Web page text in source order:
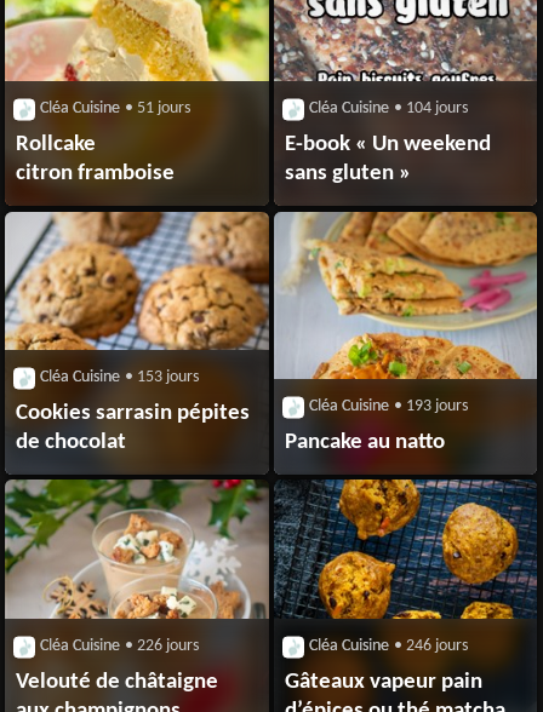
Cléa Cuisine • 51 jours
Rollcake
citron framboise
Cléa Cuisine • 104 jours
E-book « Un weekend
sans gluten »
Cléa Cuisine • 153 jours
Cookies sarrasin pépites
de chocolat
Cléa Cuisine • 193 jours
Pancake au natto
Cléa Cuisine • 226 jours
Velouté de châtaigne
Cléa Cuisine • 246 jours
Gâteaux vapeur pain